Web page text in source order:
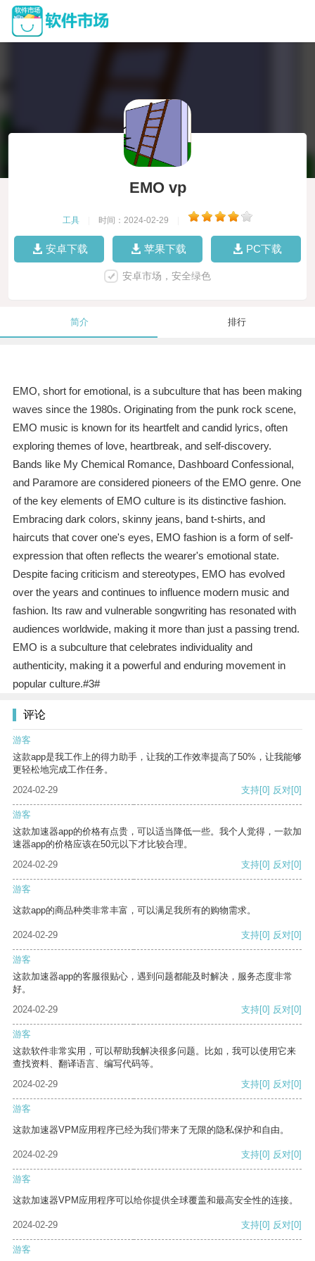
EMO vp
工具 时间：2024-02-29
安卓下载 苹果下载 PC下载
安卓市场，安全绿色
简介 排行
EMO, short for emotional, is a subculture that has been making
waves since the 1980s. Originating from the punk rock scene,
EMO music is known for its heartfelt and candid lyrics, often
exploring themes of love, heartbreak, and self-discovery.
Bands like My Chemical Romance, Dashboard Confessional,
and Paramore are considered pioneers of the EMO genre. One
of the key elements of EMO culture is its distinctive fashion.
Embracing dark colors, skinny jeans, band t-shirts, and
haircuts that cover one's eyes, EMO fashion is a form of self-
expression that often reflects the wearer's emotional state.
Despite facing criticism and stereotypes, EMO has evolved
over the years and continues to influence modern music and
fashion. Its raw and vulnerable songwriting has resonated with
audiences worldwide, making it more than just a passing trend.
EMO is a subculture that celebrates individuality and
authenticity, making it a powerful and enduring movement in
popular culture.#3#
评论
游客
这款app是我工作上的得力助手，让我的工作效率提高了50%，让我能够
更轻松地完成工作任务。
2024-02-29
支持[0] 反对[0]
游客
这款加速器app的价格有点贵，可以适当降低一些。我个人觉得，一款加
速器app的价格应该在50元以下才比较合理。
2024-02-29
支持[0] 反对[0]
游客
这款app的商品种类非常丰富，可以满足我所有的购物需求。
2024-02-29 支持[0] 反对[0]
游客
这款加速器app的客服很贴心，遇到问题都能及时解决，服务态度非常
好。
2024-02-29
支持[0] 反对[0]
游客
这款软件非常实用，可以帮助我解决很多问题。比如，我可以使用它来
查找资料、翻译语言、编写代码等。
2024-02-29
支持[0] 反对[0]
游客
这款加速器VPM应用程序已经为我们带来了无限的隐私保护和自由。
2024-02-29 支持[0] 反对[0]
游客
这款加速器VPM应用程序可以给你提供全球覆盖和最高安全性的连接。
2024-02-29 支持[0] 反对[0]
游客